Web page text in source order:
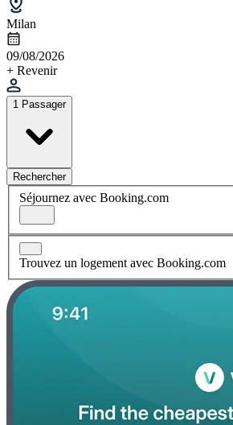
Milan
09/08/2026
+ Revenir
1 Passager
Rechercher
Séjournez avec Booking.com
Trouvez un logement avec Booking.com